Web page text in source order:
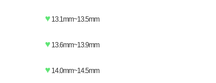
♥ 13.1mm~13.5mm
♥ 13.6mm~13.9mm
♥ 14.0mm~14.5mm